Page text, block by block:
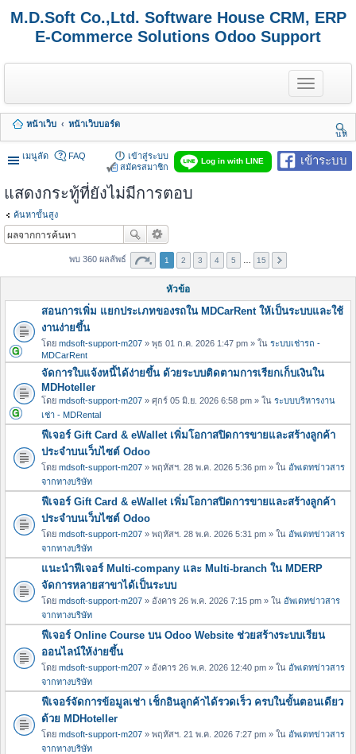
M.D.Soft Co.,Ltd. Software House CRM, ERP
E-Commerce Solutions Odoo Support
T
o
g
e
n
a
หน้าเว็บ
หน้าเว็บบอร์ด
นห
า
เมนูลัด
เข้าระบบ
Log in with LINE
FAQ
เข้าสู่ระบบ
สมัครสมาชิก
แสดงกระทู้ที่ยังไม่มีการตอบ
ค้นหาขั้นสูง
พบ 360 ผลลัพธ์ 1 2 3 4 5 15
หัวข้อ
สอนการเพิ่ม แยกประเภทของรถใน MDCarRent ให้เป็นระบบและใช้
งานง่ายขึ้น
โดย mdsoft-support-m207 » พุธ 01 ก.ค. 2026 1:47 pm » ใน ระบบเช่ารถ -
MDCarRent
จัดการใบแจ้งหนี้ได้ง่ายขึ้น ด้วยระบบติดตามการเรียกเก็บเงินใน
MDHoteller
โดย mdsoft-support-m207 » ศุกร์ 05 มิ.ย. 2026 6:58 pm » ใน ระบบบริหารงาน
เช่า - MDRental
ฟีเจอร์ Gift Card & eWallet เพิ่มโอกาสปิดการขายและสร้างลูกค้า
ประจำบนเว็บไซต์ Odoo
โดย mdsoft-support-m207 » พฤหัสฯ. 28 พ.ค. 2026 5:36 pm » ใน อัพเดทข่าวสาร
จากทางบริษัท
ฟีเจอร์ Gift Card & eWallet เพิ่มโอกาสปิดการขายและสร้างลูกค้า
ประจำบนเว็บไซต์ Odoo
โดย mdsoft-support-m207 » พฤหัสฯ. 28 พ.ค. 2026 5:31 pm » ใน อัพเดทข่าวสาร
จากทางบริษัท
แนะนำฟีเจอร์ Multi-company และ Multi-branch ใน MDERP
จัดการหลายสาขาได้เป็นระบบ
โดย mdsoft-support-m207 » อังคาร 26 พ.ค. 2026 7:15 pm » ใน อัพเดทข่าวสาร
จากทางบริษัท
ฟีเจอร์ Online Course บน Odoo Website ช่วยสร้างระบบเรียน
ออนไลน์ให้ง่ายขึ้น
โดย mdsoft-support-m207 » อังคาร 26 พ.ค. 2026 12:40 pm » ใน อัพเดทข่าวสาร
จากทางบริษัท
ฟีเจอร์จัดการข้อมูลเช่า เช็กอินลูกค้าได้รวดเร็ว ครบในขั้นตอนเดียว
ด้วย MDHoteller
โดย mdsoft-support-m207 » พฤหัสฯ. 21 พ.ค. 2026 7:27 pm » ใน อัพเดทข่าวสาร
จากทางบริษัท